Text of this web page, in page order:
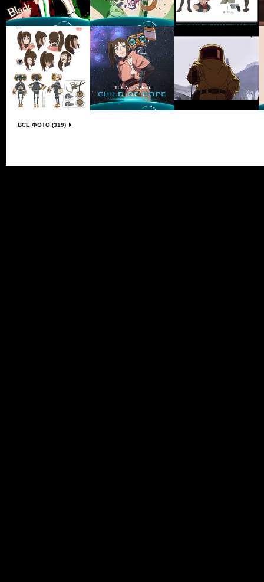
ВСЕ ФОТО (319)